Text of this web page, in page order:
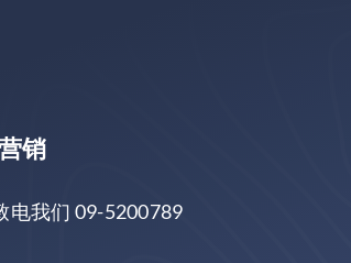
销
电我们 09-5200789